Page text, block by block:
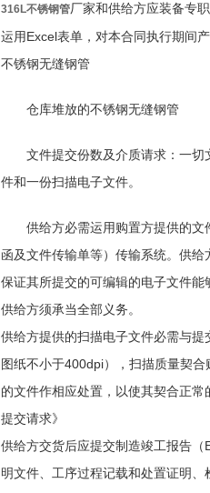
316L不锈钢管厂家和供给方应装备专
运用Excel表单，对本合同执行期间
不锈钢无缝钢管
仓库堆放的不锈钢无缝钢管
文件提交份数及介质请求：一
件和一份扫描电子文件。
供给方必需运用购置方提供的
函及文件传输单等）传输系统。供
保证其所提交的可编辑的电子文件能
供给方须承当全部义务。
供给方提供的扫描电子文件必需与
图纸不小于400dpi），扫描质量契
的文件作相应处置，以使其契合正
提交请求》
供给方交货后应提交制造竣工报告
明文件、工序过程记载和处置证明、